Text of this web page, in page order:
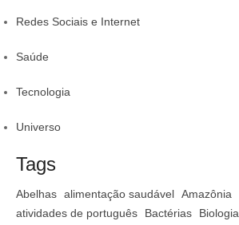
Redes Sociais e Internet
Saúde
Tecnologia
Universo
Tags
Abelhas alimentação saudável Amazônia
atividades de português
Bactérias Biologia